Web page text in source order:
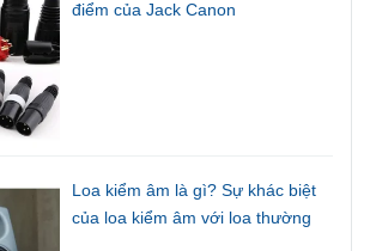
điểm của Jack Canon
Loa kiểm âm là gì? Sự khác biệt
của loa kiểm âm với loa thường